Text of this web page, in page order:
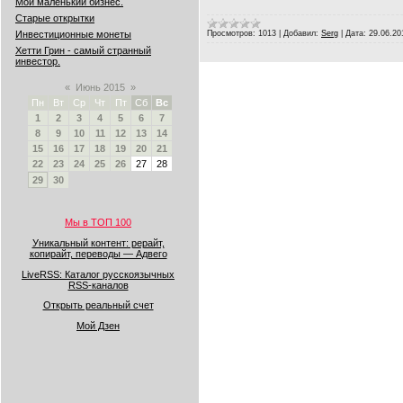
Старые открытки
Инвестиционные монеты
Хетти Грин - самый странный
инвестор.
« Июнь 2015 »
Пн
Вт Ср Чт Пт Сб
Вс
1
2 3 4 5 6
7
8
9 10 11 12 13
14
15
16 17 18 19 20
21
22
23 24 25 26 27
28
29
30
Мы в ТОП 100
Уникальный контент: рерайт,
копирайт, переводы — Адвего
LiveRSS: Каталог русскоязычных
RSS-каналов
Открыть реальный счет
Мой Дзен
Просмотров: 1013 Добавил: Serg Дата: